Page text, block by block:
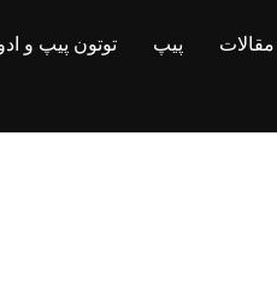
مقالات پیپ توتون پیپ و